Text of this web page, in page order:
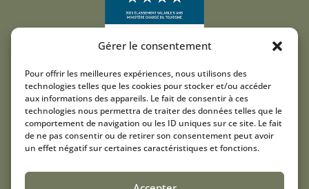
Gérer le consentement
Pour offrir les meilleures expériences, nous utilisons des
technologies telles que les cookies pour stocker et/ou accéder
aux informations des appareils. Le fait de consentir à ces
technologies nous permettra de traiter des données telles que le
comportement de navigation ou les ID uniques sur ce site. Le fait
de ne pas consentir ou de retirer son consentement peut avoir
un effet négatif sur certaines caractéristiques et fonctions.
Juridisk information
Allmänna försäljningsvillkor
Cookiepolicy (EU)